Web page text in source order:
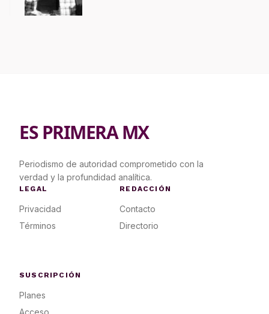
ES PRIMERA MX
Periodismo de autoridad comprometido con la
verdad y la profundidad analítica.
LEGAL
Privacidad
Términos
REDACCIÓN
Contacto
Directorio
SUSCRIPCIÓN
Planes
Acceso